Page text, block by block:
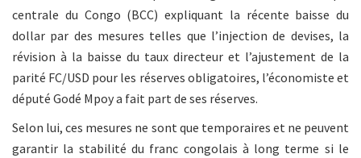
centrale du Congo (BCC) expliquant la récente baisse du
dollar par des mesures telles que l’injection de devises, la
révision à la baisse du taux directeur et l’ajustement de la
parité FC/USD pour les réserves obligatoires, l’économiste et
député Godé Mpoy a fait part de ses réserves.
Selon lui, ces mesures ne sont que temporaires et ne peuvent
garantir la stabilité du franc congolais à long terme si le